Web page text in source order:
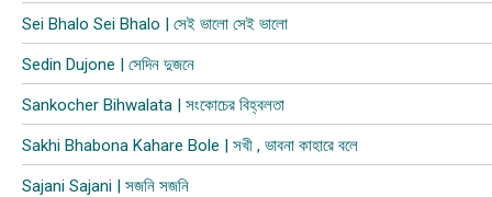
Sei Bhalo Sei Bhalo | সেই ভালো সেই ভালো
Sedin Dujone | সেদিন দুজনে
Sankocher Bihwalata | সংকোচের বিহ্বলতা
Sakhi Bhabona Kahare Bole | সখী , ভাবনা কাহারে বলে
Sajani Sajani | সজনি সজনি